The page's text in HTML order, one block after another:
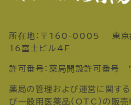
所在地：〒160-0005 東京
16富士ビル4F
許可番号：薬局開設許可番
薬局の管理および運営に関す
び一般用医薬品（OTC）の販